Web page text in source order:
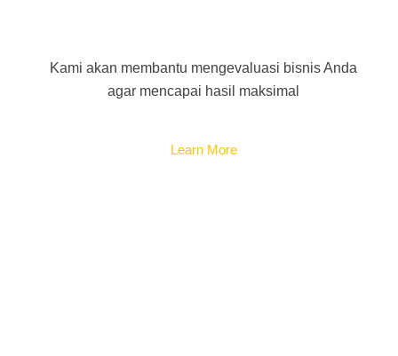
Kami akan membantu mengevaluasi bisnis Anda
agar mencapai hasil maksimal
Learn More